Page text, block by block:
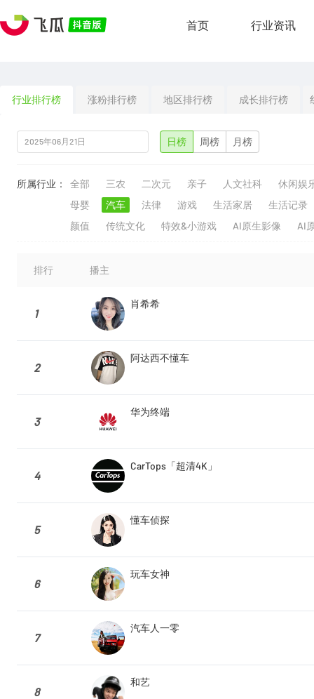
首页 行业资讯
行业排行榜 涨粉排行榜 地区排行榜 成长排行榜
日榜 周榜 月榜
所属行业： 全部 三农 二次元 亲子 人文社科
休闲娱
母婴
汽车 法律 游戏 生活家居
生活记录
颜值
传统文化 特效&小游戏 AI原生影像 AI
排行 播主
1
肖希希
2
阿达西不懂车
3
华为终端
4
CarTops「超清4K」
5
懂车侦探
6
玩车女神
7
汽车人一零
8
和艺